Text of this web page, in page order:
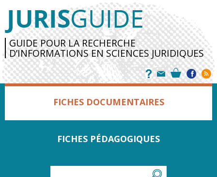
GUIDE POUR LA RECHERCHE
D’INFORMATIONS EN SCIENCES JURIDIQUES
FICHES DOCUMENTAIRES
FICHES PÉDAGOGIQUES